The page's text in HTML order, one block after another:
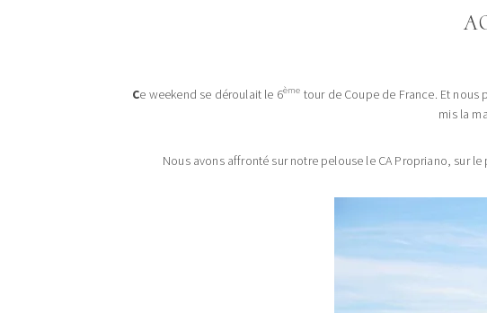
Ce weekend se déroulait le 6ème tour de Coupe de France. Et nous
mis la
Nous avons affronté sur notre pelouse le CA Propriano, sur